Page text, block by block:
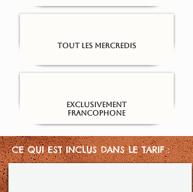
Tout les mercredis
Exclusivement
francophone
CE QUI EST INCLUS DANS LE TARIF :